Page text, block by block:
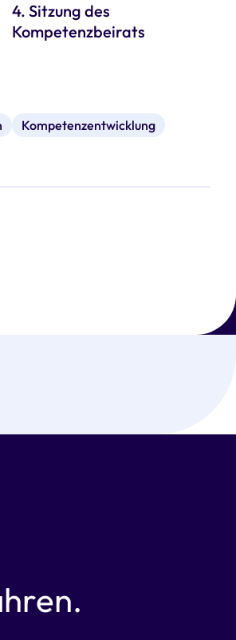
4. Sitzung des
Kompetenzbeirats
Kompetenzentwicklung